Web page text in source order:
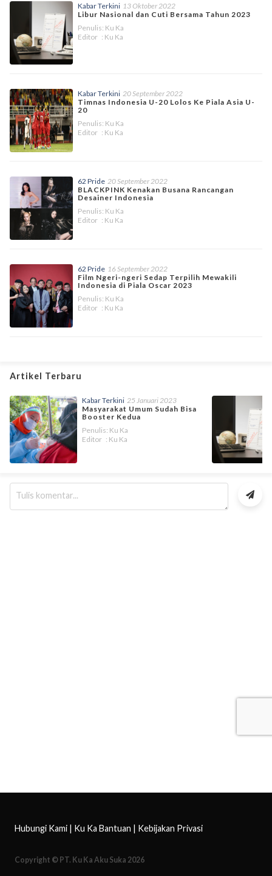
Kabar Terkini 13 Oktober 2022
Libur Nasional dan Cuti Bersama Tahun 2023
Penulis: Ku Ka
Editor : Ku Ka
Kabar Terkini 20 September 2022
Timnas Indonesia U-20 Lolos Ke Piala Asia U-
20
Penulis: Ku Ka
Editor : Ku Ka
62 Pride 20 September 2022
BLACKPINK Kenakan Busana Rancangan
Desainer Indonesia
Penulis: Ku Ka
Editor : Ku Ka
62 Pride 16 September 2022
Film Ngeri-ngeri Sedap Terpilih Mewakili
Indonesia di Piala Oscar 2023
Penulis: Ku Ka
Editor : Ku Ka
Artikel Terbaru
Kabar Terkini 25 Januari 2023
Masyarakat Umum Sudah Bisa
Booster Kedua
Penulis: Ku Ka
Editor : Ku Ka
Hubungi Kami | Ku Ka Bantuan | Kebijakan Privasi
Copyright © PT. Ku Ka Aku Suka 2026